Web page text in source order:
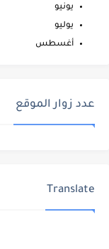
يونيو
يوليو
أغسطس
عدد زوار الموقع
Translate